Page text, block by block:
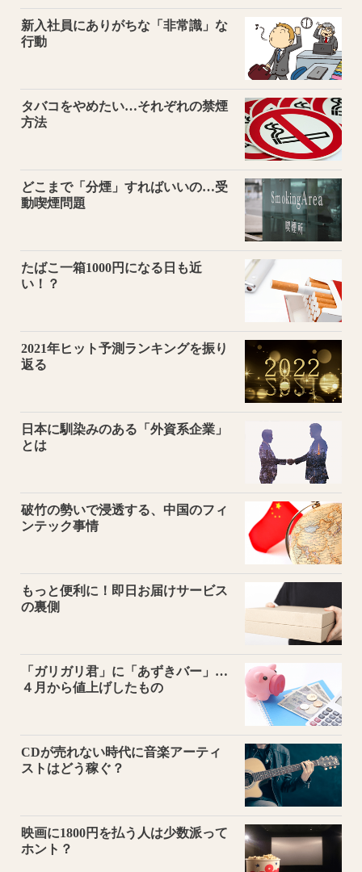
新入社員にありがちな「非常識」な
行動
タバコをやめたい…それぞれの禁煙
方法
どこまで「分煙」すればいいの…受
動喫煙問題
たばこ一箱1000円になる日も近
い！？
2021年ヒット予測ランキングを振り
返る
日本に馴染みのある「外資系企業」
とは
破竹の勢いで浸透する、中国のフィ
ンテック事情
もっと便利に！即日お届けサービス
の裏側
「ガリガリ君」に「あずきバー」…
４月から値上げしたもの
CDが売れない時代に音楽アーティ
ストはどう稼ぐ？
映画に1800円を払う人は少数派って
ホント？